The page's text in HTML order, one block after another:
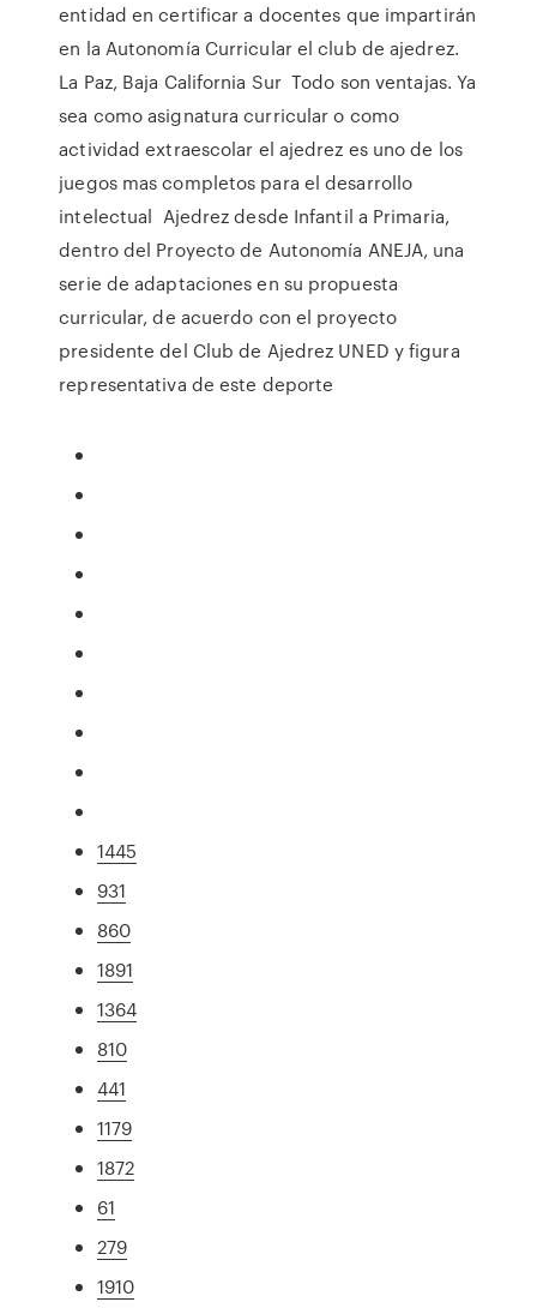
entidad en certificar a docentes que impartirán
en la Autonomía Curricular el club de ajedrez.
La Paz, Baja California Sur Todo son ventajas. Ya
sea como asignatura curricular o como
actividad extraescolar el ajedrez es uno de los
juegos mas completos para el desarrollo
intelectual Ajedrez desde Infantil a Primaria,
dentro del Proyecto de Autonomía ANEJA, una
serie de adaptaciones en su propuesta
curricular, de acuerdo con el proyecto
presidente del Club de Ajedrez UNED y figura
representativa de este deporte
1445
931
860
1891
1364
810
441
1179
1872
61
279
1910